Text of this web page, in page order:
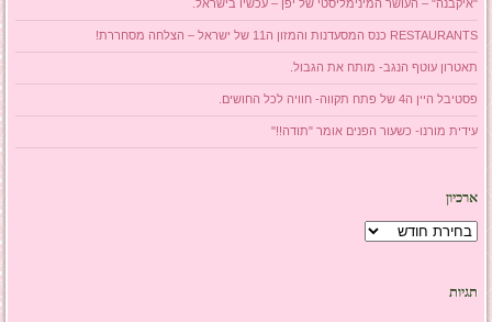
"איקבנה" – העושר המינימליסטי של יפן – עכשיו בישראל.
RESTAURANTS כנס המסעדנות והמזון ה11 של ישראל – הצלחה מסחררת!
תאטרון עוטף הנגב- מותח את הגבול.
פסטיבל היין ה4 של פתח תקווה- חוויה לכל החושים.
עידית מורנו- כשעור הפנים אומר "תודה!!"
ארכיון
ארכיון
תגיות